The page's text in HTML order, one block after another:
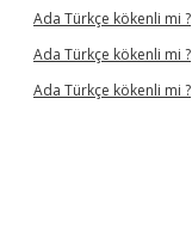
Ada Türkçe kökenli mi ?
Ada Türkçe kökenli mi ?
Ada Türkçe kökenli mi ?